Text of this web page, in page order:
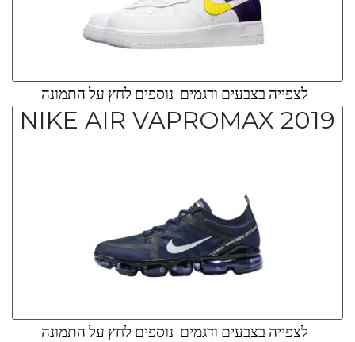
לצפייה בצבעים ודגמים נוספים לחץ על התמונה
NIKE AIR VAPROMAX 2019
לצפייה בצבעים ודגמים נוספים לחץ על התמונה